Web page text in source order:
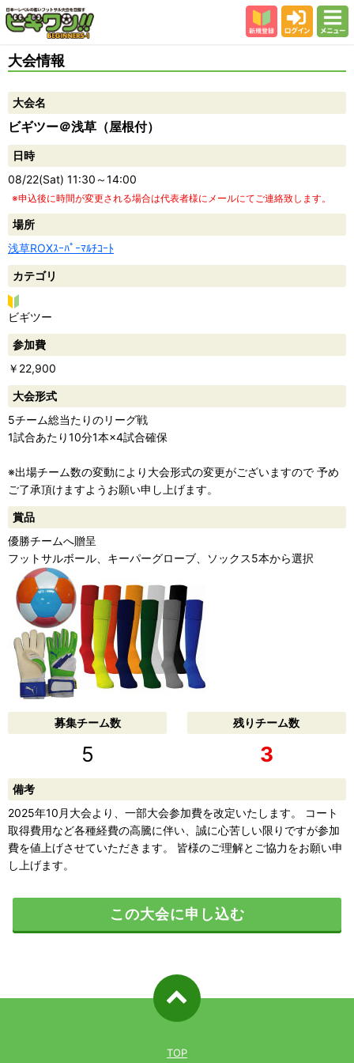
会場
スタッフ紹介
よくある質問
参加者の声
大会情報
大会名
ビギツー＠浅草（屋根付）
日時
08/22(Sat) 11:30～14:00
※申込後に時間が変更される場合は代表者様にメールにてご連絡致します。
場所
浅草ROXｽｰﾊﾟｰﾏﾙﾁｺｰﾄ
カテゴリ
ビ
ギ
ツ
ー
ビギツー
参加費
￥22,900
大会形式
5チーム総当たりのリーグ戦
1試合あたり10分1本×4試合確保
※出場チーム数の変動により大会形式の変更がございますので 予め
ご了承頂けますようお願い申し上げます。
賞品
優勝チームへ贈呈
フットサルボール、キーパーグローブ、ソックス5本から選択
募集チーム数
5
残りチーム数
3
備考
2025年10月大会より、一部大会参加費を改定いたします。 コート
取得費用など各種経費の高騰に伴い、誠に心苦しい限りですが参加
費を値上げさせていただきます。 皆様のご理解とご協力をお願い申
し上げます。
この大会に申し込む
TOP